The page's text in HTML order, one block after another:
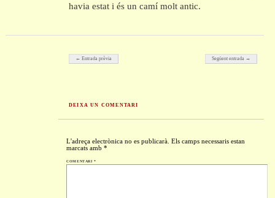
havia estat i és un camí molt antic.
Post navigation
← Entrada prèvia Següent entrada →
DEIXA UN COMENTARI
L'adreça electrònica no es publicarà. Els camps necessaris estan
marcats amb *
COMENTARI*